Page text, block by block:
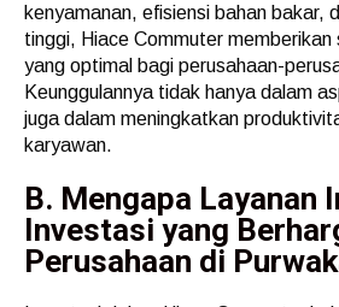
kenyamanan, efisiensi bahan bakar,
tinggi, Hiace Commuter
yang optimal bagi perusahaan-
Keunggulannya tidak hanya dalam
juga dalam meningkatkan
karyawan.
B. Mengapa Layanan
Investasi yang
Perusahaan di